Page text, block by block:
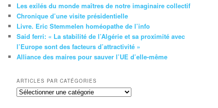
Les exilés du monde maîtres de notre imaginaire collectif
Chronique d’une visite présidentielle
Livre. Eric Stemmelen homéopathe de l’info
Said ferri: « La stabilité de l’Algérie et sa proximité avec
l’Europe sont des facteurs d’attractivité »
Alliance des maires pour sauver l’UE d’elle-même
ARTICLES PAR CATÉGORIES
Articles